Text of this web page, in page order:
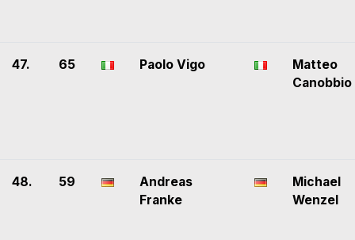
47. 65 Paolo Vigo
Matteo
Canobbio
48. 59
Andreas
Franke
Michael
Wenzel